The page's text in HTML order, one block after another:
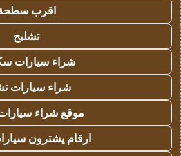
اقرب
تشليح
شراء سيارات
شراء سيارات
موقع شراء
ارقام يشترون